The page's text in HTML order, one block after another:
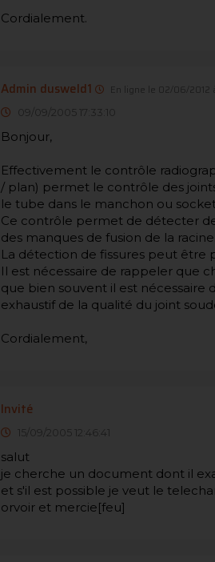
Cordialement.
Admin dusweld1 En ligne le 02/06/2012
09/09/2005 17:33:10
Bonjour,
Effectivement le contrôle
/ plan) permet le contrôle des
le tube dans le manchon ou
Ce contrôle permet de détecter
des manques de fusion de la racine.
La détection de fissures peut être
Il est nécessaire de rappeler que
que bien souvent il est
exhaustif de la qualité du joint
Cordialement,
Invité
15/09/2005 12:46:41
salut
je cherche un document dont il
et s'il est possible je veut le
orvoir et mercie[feu]